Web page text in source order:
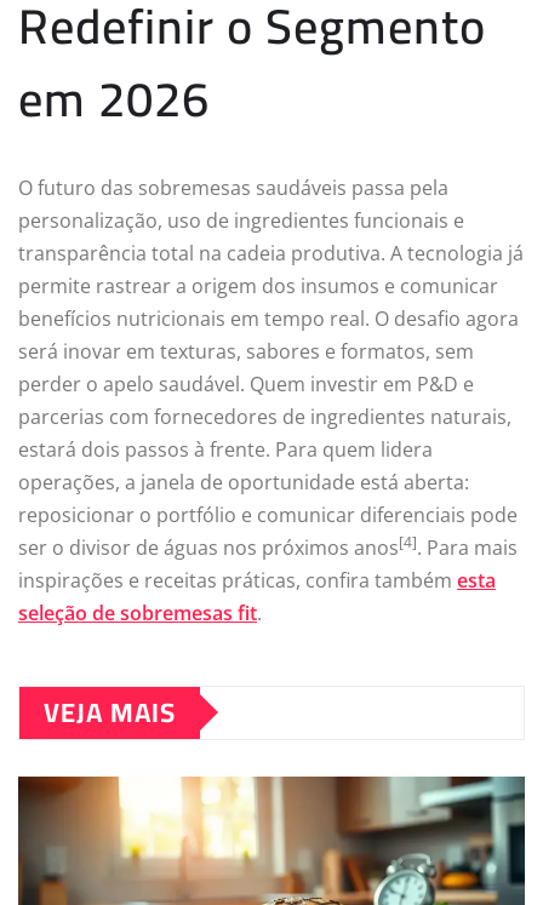
Redefinir o Segmento
em 2026
O futuro das sobremesas saudáveis passa pela
personalização, uso de ingredientes funcionais e
transparência total na cadeia produtiva. A tecnologia já
permite rastrear a origem dos insumos e comunicar
benefícios nutricionais em tempo real. O desafio agora
será inovar em texturas, sabores e formatos, sem
perder o apelo saudável. Quem investir em P&D e
parcerias com fornecedores de ingredientes naturais,
estará dois passos à frente. Para quem lidera
operações, a janela de oportunidade está aberta:
reposicionar o portfólio e comunicar diferenciais pode
ser o divisor de águas nos próximos anos[4]. Para mais
inspirações e receitas práticas, confira também esta
seleção de sobremesas fit.
VEJA MAIS